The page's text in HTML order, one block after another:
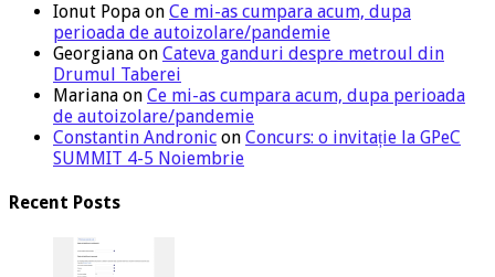
Ionut Popa on Ce mi-as cumpara acum, dupa
perioada de autoizolare/pandemie
Georgiana on Cateva ganduri despre metroul din
Drumul Taberei
Mariana on Ce mi-as cumpara acum, dupa perioada
de autoizolare/pandemie
Constantin Andronic on Concurs: o invitație la GPeC
SUMMIT 4-5 Noiembrie
Recent Posts